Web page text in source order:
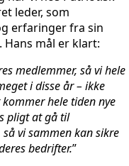
leder, som
erfaringer fra sin
mål er klart:
medlemmer, så vi hele
i disse år – ikke
hele tiden nye
pligt at gå til
vi sammen kan sikre
bedrifter.”